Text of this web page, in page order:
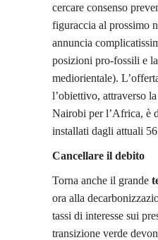
cercare consenso
figuraccia al prossimo
annuncia
posizioni pro-fossili e
mediorientale).
l’obiettivo, attraverso
Nairobi per l’Africa, è
installati dagli attuali
Cancellare il debito
Torna anche il grande
ora alla
tassi di interesse sui
transizione verde